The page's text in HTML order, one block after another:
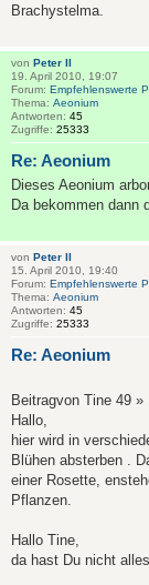
Brachystelma.
von Peter II
19. April 2010, 19:07
Forum: Empfehlenswerte
Thema: Aeonium
Antworten: 45
Zugriffe: 25333
Re: Aeonium
Dieses Aeonium
Da bekommen dann
von Peter II
15. April 2010, 19:40
Forum: Empfehlenswerte
Thema: Aeonium
Antworten: 45
Zugriffe: 25333
Re: Aeonium
Beitragvon Tine 49 »
Hallo,
hier wird in
Blühen absterben .
einer Rosette,
Pflanzen.
Hallo Tine,
da hast Du nicht alles